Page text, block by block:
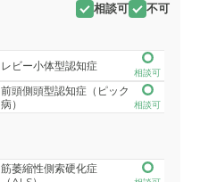
相談可 不可
レビー小体型認知症
相談可
前頭側頭型認知症（ピック
病）
相談可
筋萎縮性側索硬化症